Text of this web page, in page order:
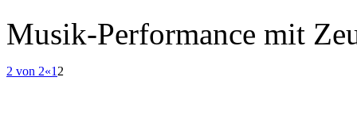
Musik-Performance mit
2 von 2«1 2